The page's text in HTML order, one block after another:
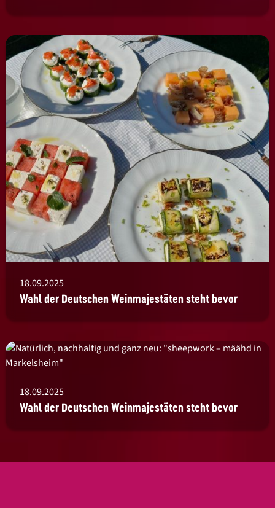
18.09.2025
Wahl der Deutschen Weinmajestäten steht bevor
18.09.2025
Wahl der Deutschen Weinmajestäten steht bevor